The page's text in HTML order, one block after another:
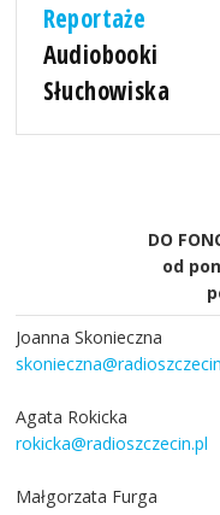
Reportaże
Audiobooki
Słuchowiska
DO
od
Joanna Skonieczna
Agata Rokicka
rokicka@radioszczecin.pl
Małgorzata Furga